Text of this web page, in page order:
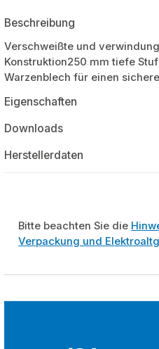
Beschreibung
Verschweißte und
Konstruktion250 mm tiefe
Warzenblech für einen
Eigenschaften
Downloads
Herstellerdaten
Bitte beachten Sie die
Verpackung und